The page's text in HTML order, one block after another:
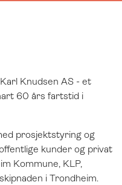
Knudsen AS - et
60 års fartstid i
prosjektstyring og
kunder og privat
Kommune, KLP,
i Trondheim.